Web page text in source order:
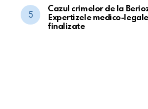
Cazul crimelor de la
Expertizele medico-
finalizate